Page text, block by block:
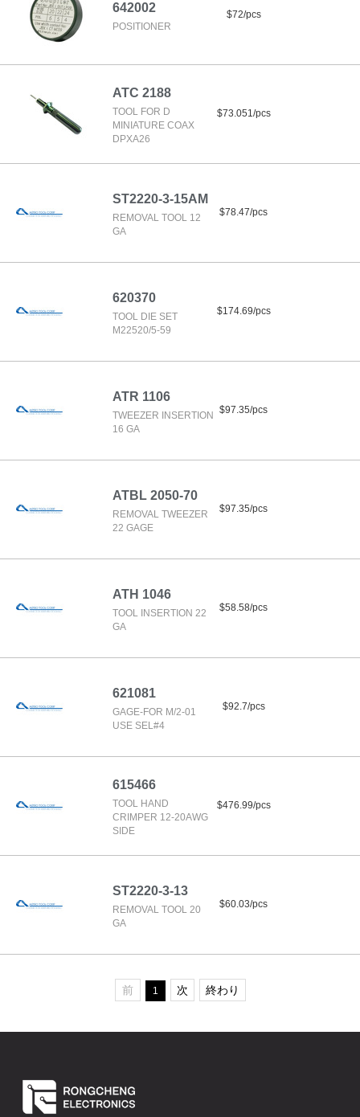
642002
POSITIONER
$72/pcs
ATC 2188
TOOL FOR D
MINIATURE COAX
DPXA26
$73.051/pcs
ST2220-3-15AM
REMOVAL TOOL 12
GA
$78.47/pcs
620370
TOOL DIE SET
M22520/5-59
$174.69/pcs
ATR 1106
TWEEZER INSERTION
16 GA
$97.35/pcs
ATBL 2050-70
REMOVAL TWEEZER
22 GAGE
$97.35/pcs
ATH 1046
TOOL INSERTION 22
GA
$58.58/pcs
621081
GAGE-FOR M/2-01
USE SEL#4
$92.7/pcs
615466
TOOL HAND
CRIMPER 12-20AWG
SIDE
$476.99/pcs
ST2220-3-13
REMOVAL TOOL 20
GA
$60.03/pcs
前 1 次 終わり